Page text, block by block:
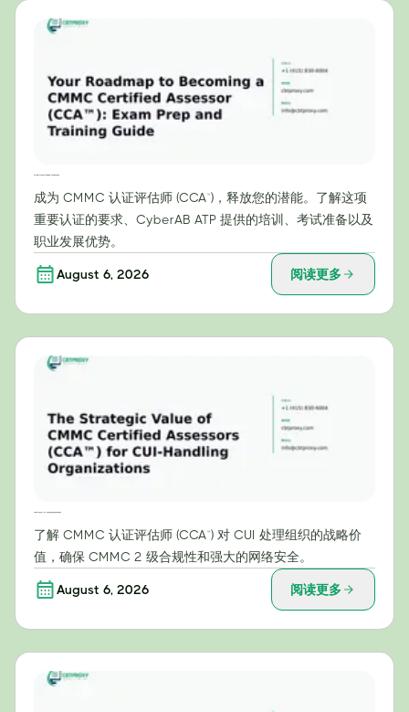
成为 CMMC 认证评估师 (CCA™)，释放您的潜能。了解这项
重要认证的要求、CyberAB ATP 提供的培训、考试准备以及
职业发展优势。
August 6, 2026 阅读更多
了解 CMMC 认证评估师 (CCA™) 对 CUI 处理组织的战略价
值，确保 CMMC 2 级合规性和强大的网络安全。
August 6, 2026 阅读更多